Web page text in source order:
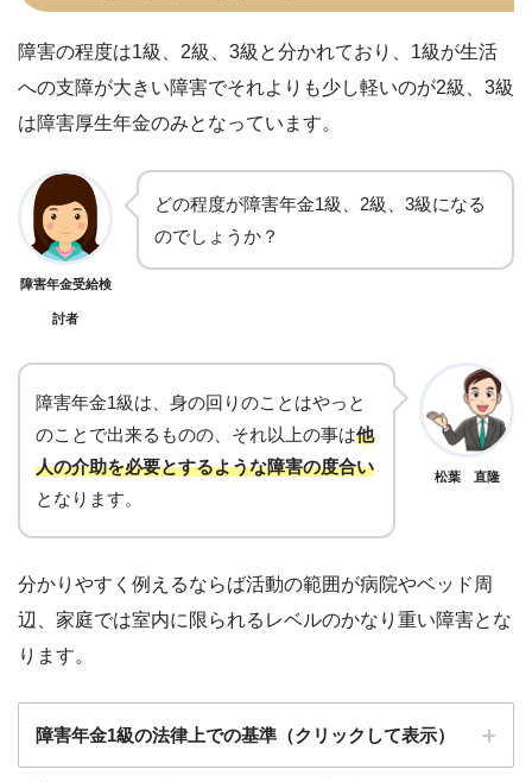
神経系統の障害⇒疼痛（原則）
呼吸器疾患による障害⇒加療による胸郭変形
肝疾患による障害⇒慢性肝疾患（原則）
障害の程度は1級、2級、3級と分かれており、1級が生活
への支障が大きい障害でそれよりも少し軽いのが2級、3級
は障害厚生年金のみとなっています。
障害年金受給検
討者
どの程度が障害年金1級、2級、3級になる
のでしょうか？
障害年金1級は、身の回りのことはやっと
のことで出来るものの、それ以上の事は他
人の介助を必要とするような障害の度合い
となります。
松葉 直隆
分かりやすく例えるならば活動の範囲が病院やベッド周
辺、家庭では室内に限られるレベルのかなり重い障害と な
ります。
障害年金1級の法律上での基準（クリックして表示）